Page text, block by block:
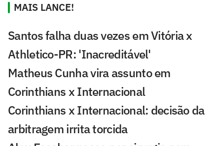
MAIS LANCE!
Santos falha duas vezes em Vitória x
Athletico-PR: 'Inacreditável'
Matheus Cunha vira assunto em
Corinthians x Internacional
Corinthians x Internacional: decisão da
arbitragem irrita torcida